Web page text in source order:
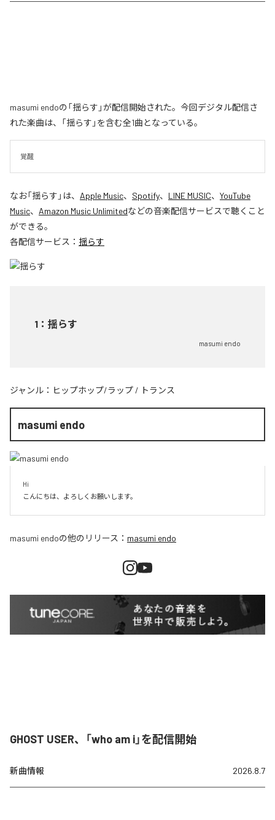
masumi endoの「揺らす」が配信開始された。今回デジタル配信さ
れた楽曲は、「揺らす」を含む全1曲となっている。
覚醒
なお「揺らす 」は、 Apple Music、 Spotify、 LINE MUSIC、 YouTube
Music、 Amazon Music Unlimitedなどの音楽配信サービスで聴くこと
ができる。
各配信サービス： 揺らす
1 ： 揺らす
masumi endo
ジャンル： ヒップホップ/ラップ / トランス
masumi endo
Hi
こんにちは、よろしくお願いします。
masumi endoの他のリリース： masumi endo
GHOST USER、「who am i」を配信開始
新曲情報 2026.8.7